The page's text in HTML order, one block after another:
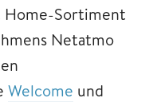
Home-Sortiment
Netatmo
Welcome und